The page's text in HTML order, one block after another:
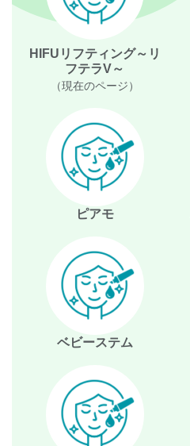
HIFUリフティング～リ
フテラV～
（現在のページ）
ピアモ
ベビーステム